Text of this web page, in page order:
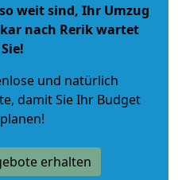
weit sind, Ihr Umzug
nach Rerik wartet
und natürlich
, damit Sie Ihr Budget
erhalten